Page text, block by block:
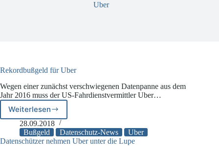
Uber
Rekordbußgeld für Uber
Wegen einer zunächst verschwiegenen Datenpanne aus dem
Jahr 2016 muss der US-Fahrdienstvermittler Uber…
WeiterlesenRekordbußgeld
für
Uber
28.09.2018
Bußgeld
Datenschutz-News
Uber
Datenschützer nehmen Uber unter die Lupe